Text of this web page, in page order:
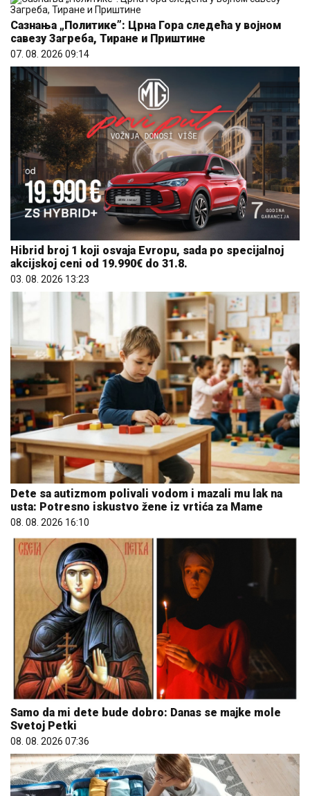
Сазнања „Политике”: Црна Гора следећа у војном
савезу Загреба, Тиране и Приштине
07. 08. 2026 09:14
Hibrid broj 1 koji osvaja Evropu, sada po specijalnoj
akcijskoj ceni od 19.990€ do 31.8.
03. 08. 2026 13:23
Dete sa autizmom polivali vodom i mazali mu lak na
usta: Potresno iskustvo žene iz vrtića za Mame
08. 08. 2026 16:10
Samo da mi dete bude dobro: Danas se majke mole
Svetoj Petki
08. 08. 2026 07:36